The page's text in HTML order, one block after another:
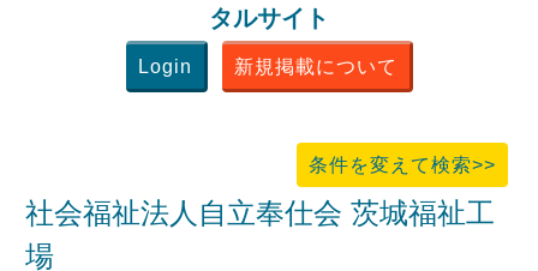
掲載会員MENU
よくある質問
タルサイト
Login 新規掲載について
条件を変えて検索>>
社会福祉法人自立奉仕会 茨城福祉工
場